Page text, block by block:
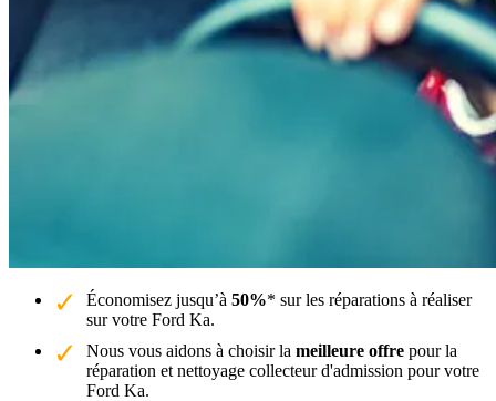
Économisez jusqu’à 50%* sur les réparations à réaliser
sur votre Ford Ka.
Nous vous aidons à choisir la meilleure offre pour la
réparation et nettoyage collecteur d'admission pour votre
Ford Ka.